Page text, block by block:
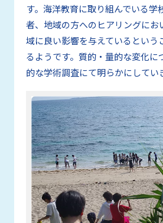
す。海洋教育に取り組んでいる学
者、地域の方へのヒアリングにお
域に良い影響を与えているという
るようです。質的・量的な変化に
的な学術調査にて明らかにしてい